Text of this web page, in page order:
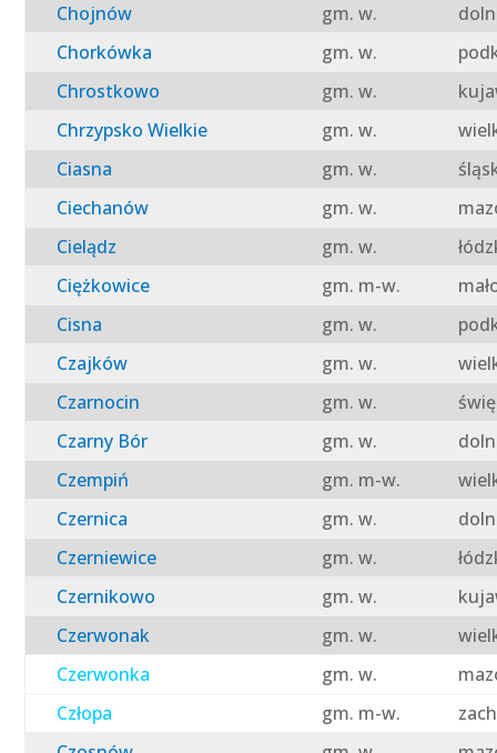
Chojnów
gm. w.
Chorkówka
gm. w.
Chrostkowo
gm. w.
Chrzypsko Wielkie
gm. w.
Ciasna
gm. w.
Ciechanów
gm. w.
Cielądz
gm. w.
Ciężkowice
gm. m-w.
Cisna
gm. w.
Czajków
gm. w.
Czarnocin
gm. w.
Czarny Bór
gm. w.
Czempiń
gm. m-w.
Czernica
gm. w.
Czerniewice
gm. w.
Czernikowo
gm. w.
Czerwonak
gm. w.
Czerwonka
gm. w.
Człopa
gm. m-w.